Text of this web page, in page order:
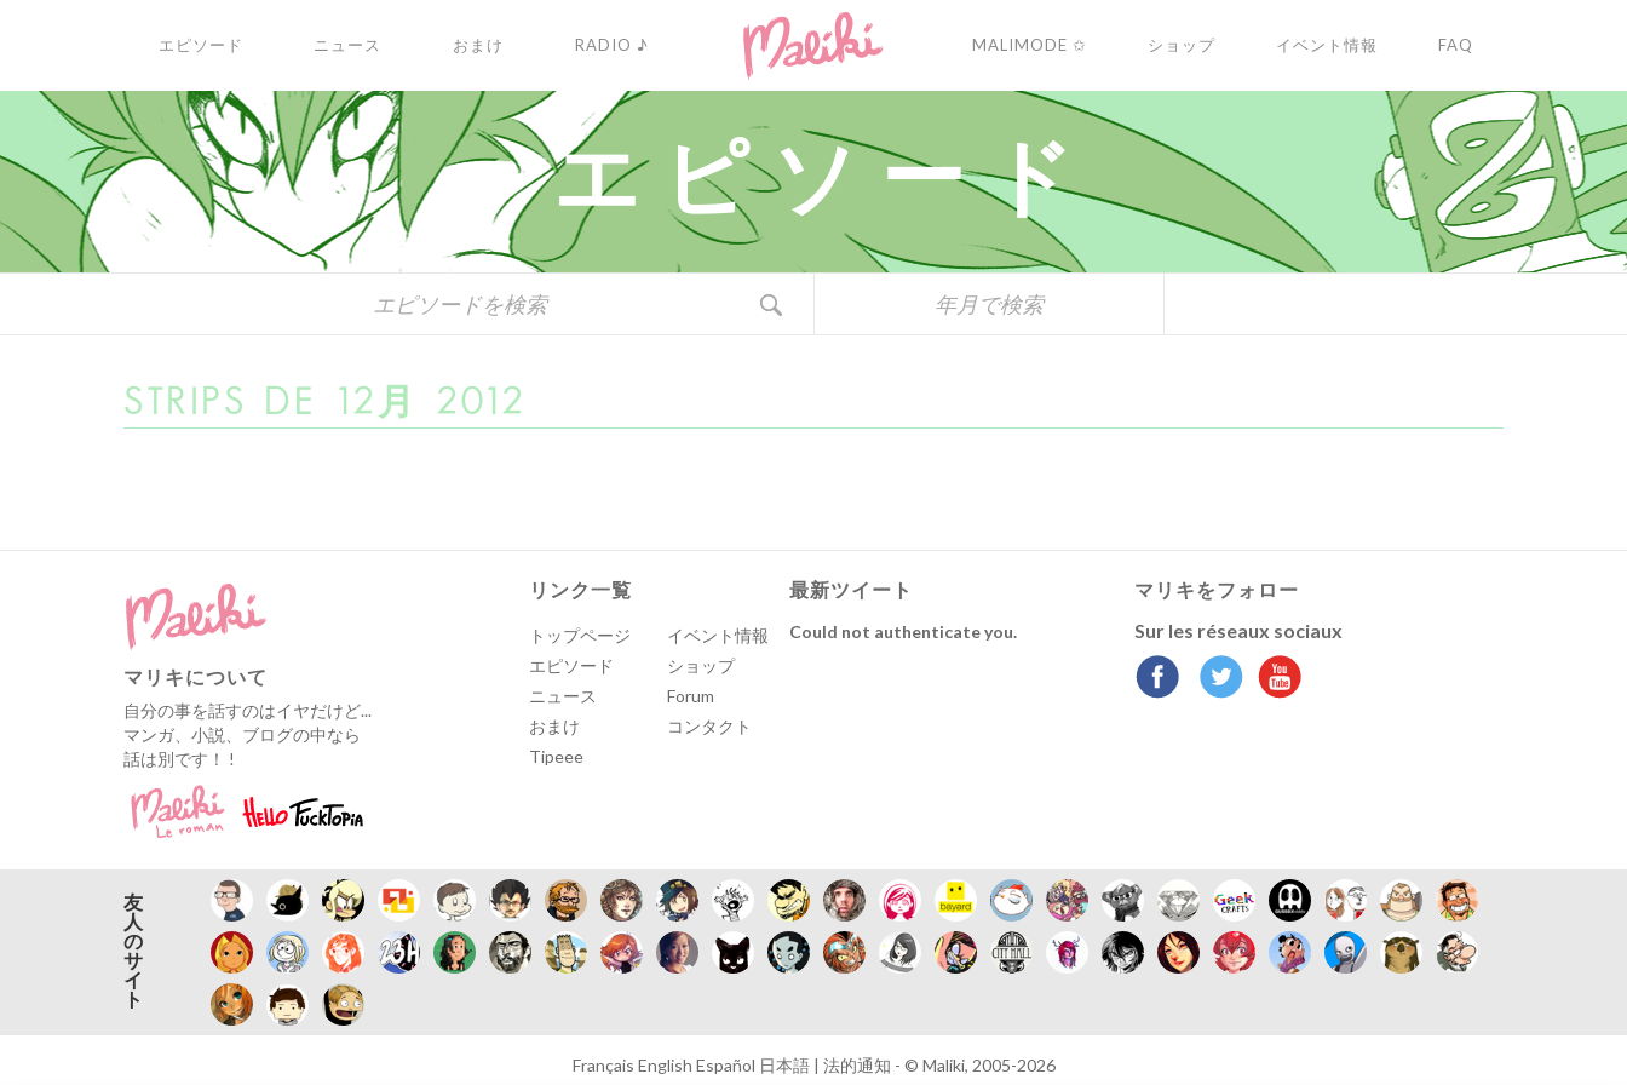
エピソード ニュース おまけ RADIO ♪ MALIMODE ✩ ショップ イベント情報 FAQ
エ ピ ソ ー ド
年月で検索
STRIPS DE 12月 2012
マリキについて
自分の事を話すのはイヤだけど...
マンガ、小説、ブログの中なら
話は別です！ !
リンク一覧
トップページ
エピソード
ニュース
おまけ
Tipeee
イベント情報
ショップ
Forum
コンタクト
最新ツイート
Could not authenticate you.
マリキをフォロー
Sur les réseaux sociaux
友
人
の
サ
イ
ト
Français English Español 日本語 | 法的通知 - © Maliki, 2005-2026